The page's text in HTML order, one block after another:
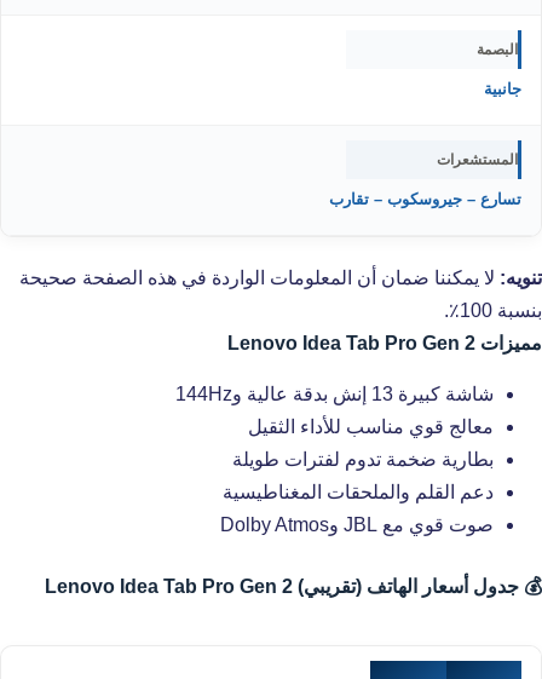
البصمة
جانبية
المستشعرات
تسارع – جيروسكوب – تقارب
تنويه: لا يمكننا ضمان أن المعلومات الواردة في هذه الصفحة صحيحة
بنسبة 100٪.
مميزات Lenovo Idea Tab Pro Gen 2
شاشة كبيرة 13 إنش بدقة عالية و144Hz
معالج قوي مناسب للأداء الثقيل
بطارية ضخمة تدوم لفترات طويلة
دعم القلم والملحقات المغناطيسية
صوت قوي مع JBL وDolby Atmos
💰 جدول أسعار الهاتف (تقريبي) Lenovo Idea Tab Pro Gen 2